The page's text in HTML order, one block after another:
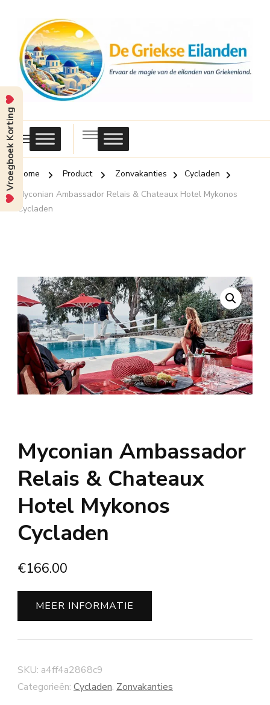
Griekse
Eilanden
Home Product Zonvakanties
Cycladen
Myconian Ambassador Relais & Chateaux Hotel Mykonos
Cycladen
Myconian Ambassador
Relais & Chateaux
Hotel Mykonos
Cycladen
€166.00
MEER INFORMATIE
SKU: a4ff4a2868c9
Categorieën: Cycladen, Zonvakanties
Vroegboek Korting